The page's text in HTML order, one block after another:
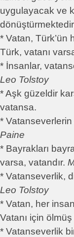
uygulayacak ve
* Vatan, Türk’ün
Türk, vatanı
* İnsanlar,
Leo Tolstoy
* Aşk güzeldir
vatansa.
*
Paine
* Bayrakları
varsa, vatandır.
* Vatanseverlik,
Leo Tolstoy
* Vatan, her
Vatanı için
* Vatanseverlik